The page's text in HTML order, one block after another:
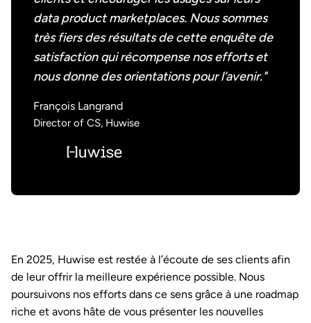
data product marketplaces. Nous sommes
très fiers des résultats de cette enquête de
satisfaction qui récompense nos efforts et
nous donne des orientations pour l’avenir."
François Langrand
Director of CS, Huwise
En 2025, Huwise est restée à l’écoute de ses clients afin
de leur offrir la meilleure expérience possible. Nous
poursuivons nos efforts dans ce sens grâce à une roadmap
riche et avons hâte de vous présenter les nouvelles